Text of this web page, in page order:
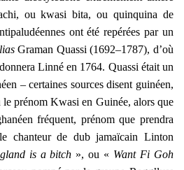
ou kwa­si bita, ou quin­qui­na de
ont été repé­rées par un
Gra­man Quas­si (1692–1787), d’où
Lin­né en 1764. Quas­si était un
– cer­taines sources disent gui­néen,
le pré­nom Kwa­si en Gui­née, alors que
fré­quent, pré­nom que pren­dra
chan­teur de dub jamaï­cain Lin­ton
is a bitch », ou « Want Fi Goh